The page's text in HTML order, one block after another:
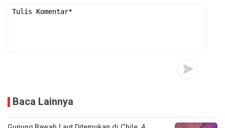
Baca Lainnya